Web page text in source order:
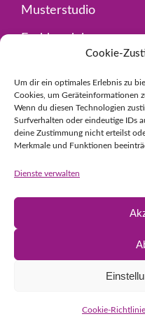
Cookie-
Um dir ein optimales Erlebnis zu
Cookies, um Geräteinformationen
Wenn du diesen Technologien
Surfverhalten oder eindeutige IDs
deine Zustimmung nicht erteilst
Merkmale und Funktionen
Dienste verwalten
Cookie-Richtlinie
Musterstudio
Fachhandel
Kontakt
Impressum
Datenschutz
© Copyright 2024